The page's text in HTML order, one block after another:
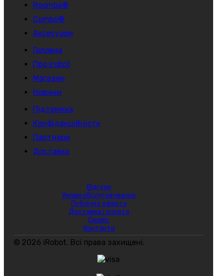
Roomba®
Combo®
Аксесуари
Головна
Про irobot
Магазин
Новини
Підтримка
Конфіденційність
Партнери
Доставка
Відгуки
Умови обслуговування
Публічна оферта
Доставка і оплата
Сервіс
Контакти
© 2026 iRobot. Всі права захищені.